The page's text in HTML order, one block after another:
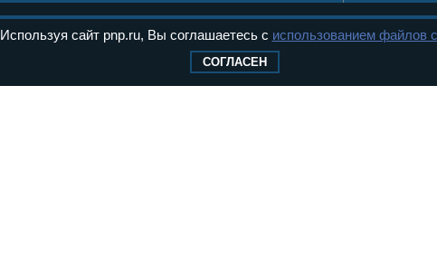
Используя сайт pnp.ru, Вы соглашаетесь с использованием файлов
СОГЛАСЕН